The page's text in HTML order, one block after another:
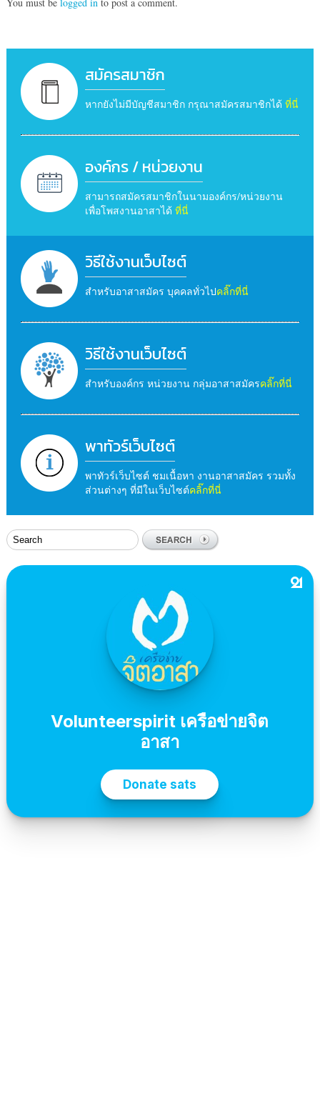
สมัครสมาชิก
หากยังไม่มีบัญชีสมาชิก กรุณาสมัครสมาชิกได้ ที่นี่
องค์กร / หน่วยงาน
สามารถสมัครสมาชิกในนามองค์กร/หน่วยงาน
เพื่อโพสงานอาสาได้ ที่นี่
วิธีใช้งานเว็บไซต์
สำหรับอาสาสมัคร บุคคลทั่วไปคลิ๊กที่นี่
วิธีใช้งานเว็บไซต์
สำหรับองค์กร หน่วยงาน กลุ่มอาสาสมัครคลิ๊กที่นี่
พาทัวร์เว็บไซต์
พาทัวร์เว็บไซต์ ชมเนื้อหา งานอาสาสมัคร รวมทั้ง
ส่วนต่างๆ ที่มีในเว็บไซต์คลิ๊กที่นี่